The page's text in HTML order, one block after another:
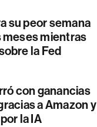
su peor semana
meses mientras
la Fed
con ganancias
a Amazon y
la IA